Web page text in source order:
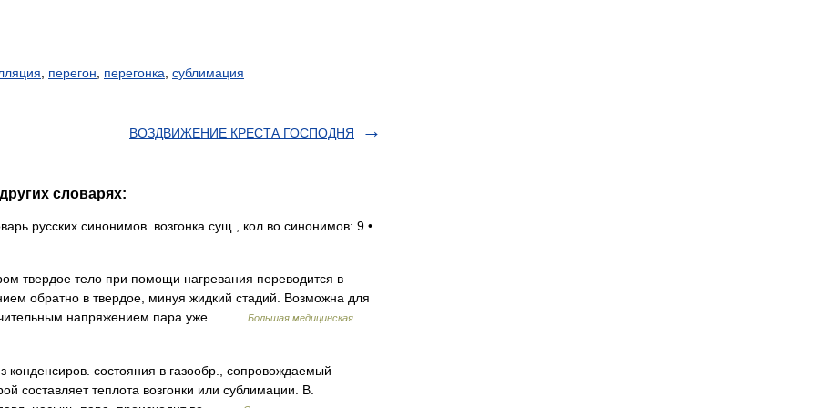
перегон перегонка сублимация
ВОЗДВИЖЕНИЕ КРЕСТА ГОСПОДНЯ
словарях:
русских синонимов. возгонка сущ., кол во синонимов: 9 •
твердое тело при помощи нагревания переводится в
обратно в твердое, минуя жидкий стадий. Возможна для
напряжением пара уже… …
Большая медицинская
состояния в газообр., сопровождаемый
составляет теплота возгонки или сублимации. В.